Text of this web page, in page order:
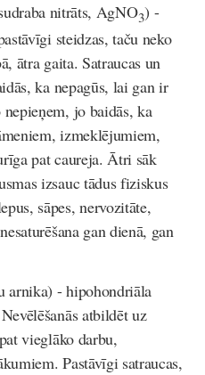
nitrāts, AgNO3) -
steidzas, taču neko
ātra gaita. Satraucas un
ka nepagūs, lai gan ir
jo baidās, ka
izmeklējumiem,
pat caureja. Ātri sāk
izsauc tādus fiziskus
sāpes, nervozitāte,
gan dienā, gan
arnika) - hipohondriāla
atbildēt uz
vieglāko darbu,
Pastāvīgi satraucas,